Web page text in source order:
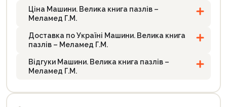
Ціна Машини. Велика книга пазлів –
Меламед Г.М.
Доставка по Україні Машини. Велика книга
пазлів – Меламед Г.М.
Відгуки Машини. Велика книга пазлів –
Меламед Г.М.